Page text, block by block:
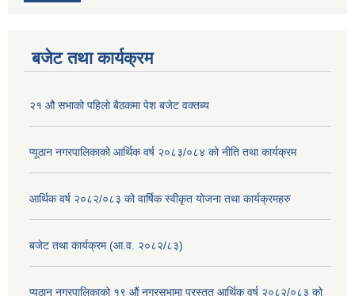
बजेट तथा कार्यक्रम
२१ औ सभाको पहिलो बैठकमा पेश बजेट वक्तब्य
प्यूठान नगरपालिकाको आर्थिक वर्ष २०८३/०८४ को नीति तथा कार्यक्रम
आर्थिक वर्ष २०८२/०८३ को वार्षिक स्वीकृत योजना तथा कार्यक्रमहरु
बजेट तथा कार्यक्रम (आ.व. २०८२/८३)
प्यूठान नगरपालिकाको १९ औं नगरसभामा प्रस्तुत आर्थिक वर्ष २०८२/०८३ को